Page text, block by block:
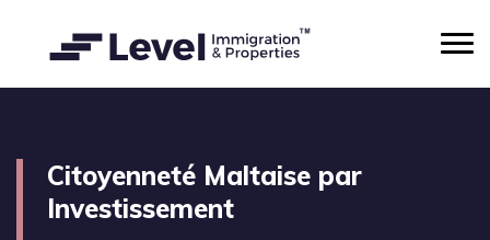
Citoyenneté Maltaise par
Investissement